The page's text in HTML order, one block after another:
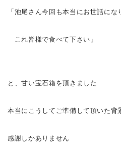
「池尾さん今回も本当にお世話にな
これ皆様で食べて下さい 」
と、甘い宝石箱を頂きました
本当にこうしてご準備して頂いた背
感謝しかありません